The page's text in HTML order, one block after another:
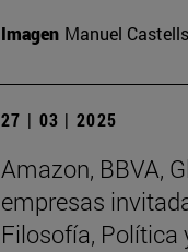
Imagen Manuel Castells
27 | 03 | 2025
Amazon, BBVA,
empresas
Filosofía, Política